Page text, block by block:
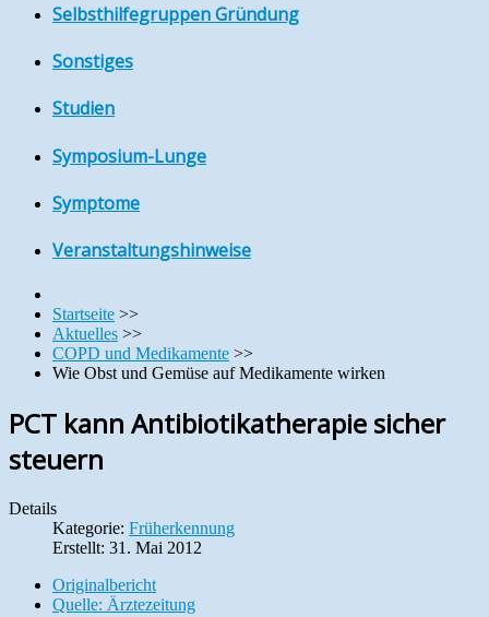
Selbsthilfegruppen Gründung
Sonstiges
Studien
Symposium-Lunge
Symptome
Veranstaltungshinweise
Startseite >>
Aktuelles >>
COPD und Medikamente >>
Wie Obst und Gemüse auf Medikamente wirken
PCT kann Antibiotikatherapie sicher
steuern
Details
Kategorie: Früherkennung
Erstellt: 31. Mai 2012
Originalbericht
Quelle: Ärztezeitung